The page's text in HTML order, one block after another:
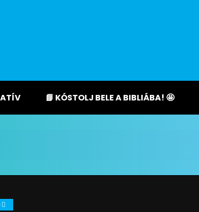
📘 KÓSTOLJ BELE A BIBLIÁBA! 🤩